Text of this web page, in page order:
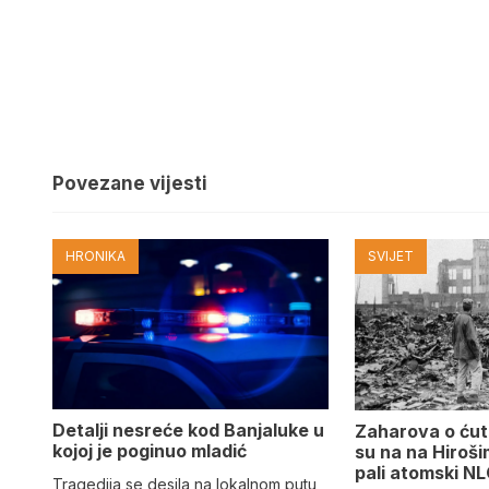
Povezane vijesti
HRONIKA
Detalji nesreće kod Banjaluke u
kojoj je poginuo mladić
Tragedija se desila na lokalnom putu
SVIJET
Zaharova o
su na na
pali atomski